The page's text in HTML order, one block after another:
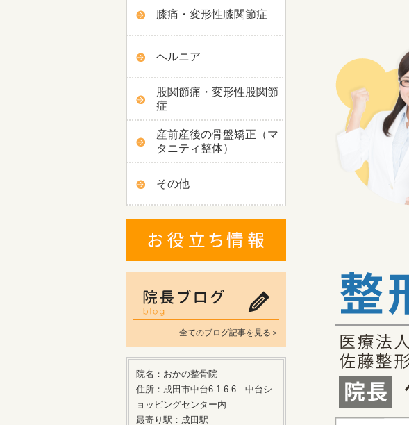
膝痛・変形性膝関節症
ヘルニア
股関節痛・変形性股関節
症
産前産後の骨盤矯正（マ
タニティ整体）
その他
全てのブログ記事を見る＞
院名：おかの整骨院
住所：成田市中台6-1-6-6 中台シ
ョッピングセンター内
最寄り駅：成田駅